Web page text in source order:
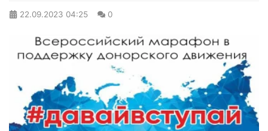
22.09.2023 04:25 0